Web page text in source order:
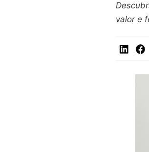
valor e